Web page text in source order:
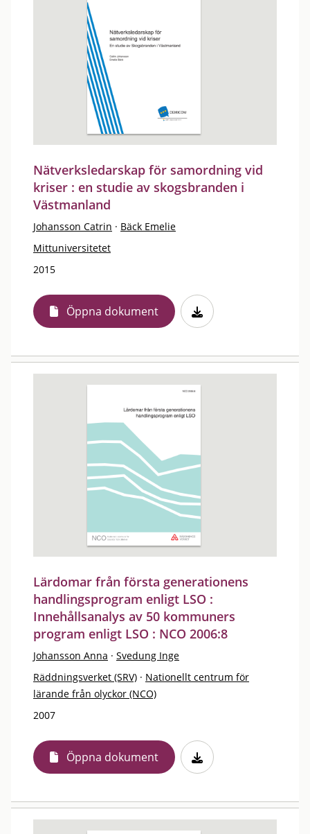
Nätverksledarskap för samordning vid
kriser : en studie av skogsbranden i
Västmanland
Johansson Catrin · Bäck Emelie
Mittuniversitetet
2015
Öppna dokument
Lärdomar från första generationens
handlingsprogram enligt LSO :
Innehållsanalys av 50 kommuners
program enligt LSO : NCO 2006:8
Johansson Anna · Svedung Inge
Räddningsverket (SRV) · Nationellt centrum för
lärande från olyckor (NCO)
2007
Öppna dokument